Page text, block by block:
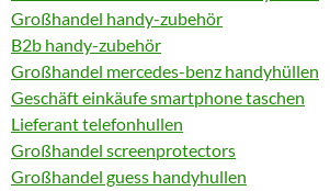
Großhandel handy-zubehör
B2b handy-zubehör
Großhandel mercedes-benz handyhüllen
Geschäft einkäufe smartphone taschen
Lieferant telefonhullen
Großhandel screenprotectors
Großhandel guess handyhullen